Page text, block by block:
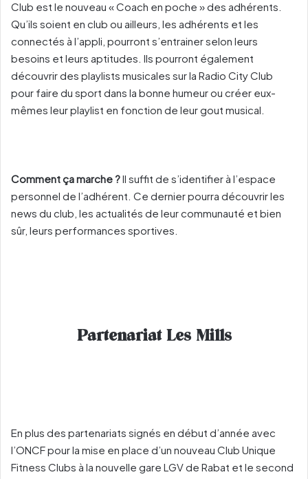
Club est le nouveau « Coach en poche » des adhérents.
Qu’ils soient en club ou ailleurs, les adhérents et les
connectés à l’appli, pourront s’entrainer selon leurs
besoins et leurs aptitudes. Ils pourront également
découvrir des playlists musicales sur la Radio City Club
pour faire du sport dans la bonne humeur ou créer eux-
mêmes leur playlist en fonction de leur gout musical.
Comment ça marche ?Il suffit de s’identifier à l’espace
personnel de l’adhérent. Ce dernier pourra découvrir les
news du club, les actualités de leur communauté et bien
sûr, leurs performances sportives.
Partenariat Les Mills
En plus des partenariats signés en début d’année avec
l’ONCF pour la mise en place d’un nouveau Club Unique
Fitness Clubs à la nouvelle gare LGV de Rabat et le second